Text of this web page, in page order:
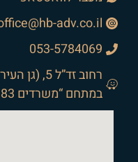
adv.co.il
053-5784069
רחוב זד”ל
במתחם “משרדים 1883”